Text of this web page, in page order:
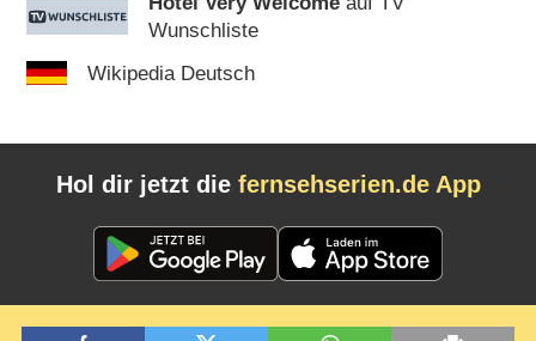
Wunschliste
Wikipedia Deutsch
Hol dir jetzt die fernsehserien.de App